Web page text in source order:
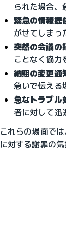
られた場合、
緊急の情報提
がせてしまっ
突然の会議の
ことなく協力
納期の変更通
急いで伝える
急なトラブル
者に対して迅
これらの場面で
に対する謝罪の